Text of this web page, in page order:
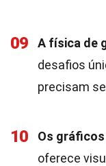
09 A física de
desafios
precisam
10 Os
oferece